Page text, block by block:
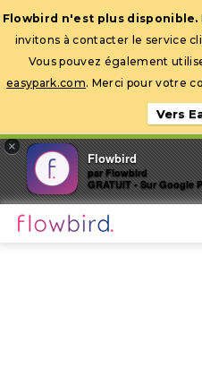
Ouvrir la
Flowbird n'est plus disponible.
invitons à contacter le service
Vous pouvez également
easypark.com. Merci pour votre
Vers
×
Flowbird
par Flowbird
GRATUIT - Sur Google